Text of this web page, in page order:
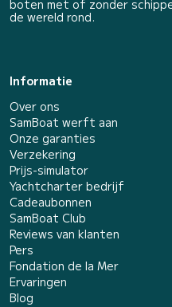
boten met of zonder
de wereld rond.
Informatie
Over ons
SamBoat werft aan
Onze garanties
Verzekering
Prijs-simulator
Yachtcharter bedrijf
Cadeaubonnen
SamBoat Club
Reviews van klanten
Pers
Fondation de la Mer
Ervaringen
Blog